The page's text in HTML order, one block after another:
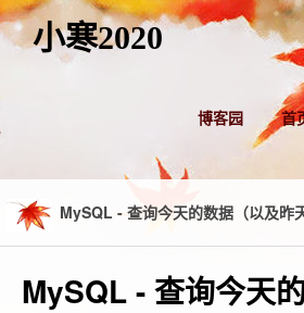
小寒2020
博客园 首
MySQL - 查询今天的数据（以及昨
MySQL - 查询今天